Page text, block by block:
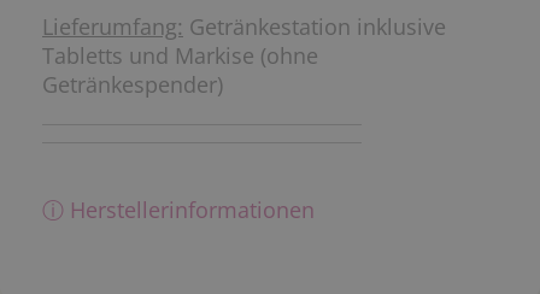
Lieferumfang: Getränkestation inklusive
Tabletts und Markise (ohne
Getränkespender)
ⓘ Herstellerinformationen